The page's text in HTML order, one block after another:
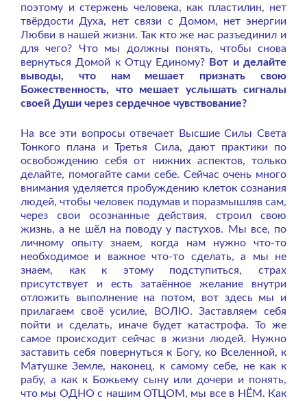
поэтому и стержень человека, как пластилин, нет
твёрдости Духа, нет связи с Домом, нет энергии
Любви в нашей жизни. Так кто же нас разъединил и
для чего? Что мы должны понять, чтобы снова
вернуться Домой к Отцу Единому? Вот и делайте
выводы, что нам мешает признать свою
Божественность, что мешает услышать сигналы
своей Души через сердечное чувствование?
На все эти вопросы отвечает Высшие Силы Света
Тонкого плана и Третья Сила, дают практики по
освобождению себя от нижних аспектов, только
делайте, помогайте сами себе. Сейчас очень много
внимания уделяется пробуждению клеток сознания
людей, чтобы человек подумав и поразмышляв сам,
через свои осознанные действия, строил свою
жизнь, а не шёл на поводу у пастухов.
Мы все, по
личному опыту знаем, когда нам нужно что-то
необходимое и важное что-то сделать, а мы не
знаем, как к этому подступиться, страх
присутствует и есть затаённое желание внутри
отложить выполнение на потом, вот здесь мы и
прилагаем своё усилие, ВОЛЮ. Заставляем себя
пойти и сделать, иначе будет катастрофа. То же
самое происходит сейчас в жизни людей. Нужно
заставить себя повернуться к Богу, ко Вселенной, к
Матушке Земле, наконец, к самому себе, не как к
рабу, а как к Божьему сыну или дочери и понять,
что мы ОДНО с нашим ОТЦОМ, мы все в НЁМ. Как